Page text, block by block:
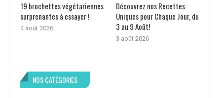
19 brochettes végétariennes
surprenantes à essayer !
4 août 2026
Découvrez nos Recettes
Uniques pour Chaque Jour, du
3 au 9 Août!
3 août 2026
NOS CATÉGORIES